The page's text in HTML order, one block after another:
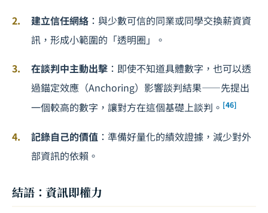
建立信任網絡 ：與少數可信的同業或同學交換薪資資
訊，形成小範圍的「透明圈」。
在談判中主動出擊 ：即使不知道具體數字，也可以透
過錨定效應（Anchoring）影響談判結果——先提出
一個較高的數字，讓對方在這個基礎上談判。 [46]
記錄自己的價值 ：準備好量化的績效證據，減少對外
部資訊的依賴。
結語：資訊即權力